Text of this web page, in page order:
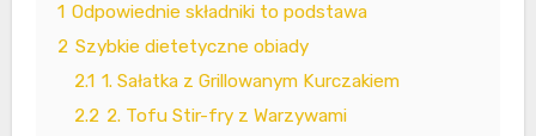
1 Odpowiednie składniki to podstawa
2 Szybkie dietetyczne obiady
2.1 1. Sałatka z Grillowanym Kurczakiem
2.2 2. Tofu Stir-fry z Warzywami